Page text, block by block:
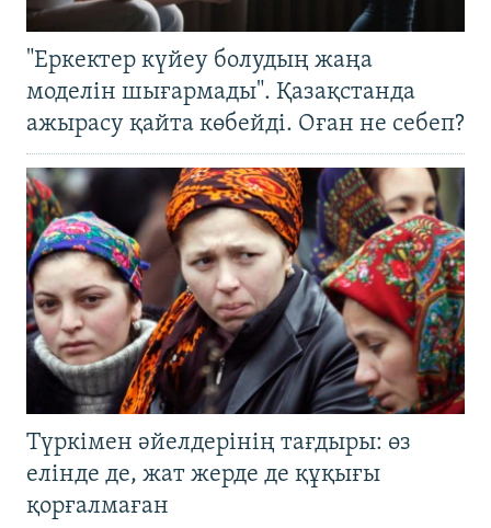
"Еркектер күйеу болудың жаңа
моделін шығармады". Қазақстанда
ажырасу қайта көбейді. Оған не себеп?
Түркімен әйелдерінің тағдыры: өз
елінде де, жат жерде де құқығы
қорғалмаған